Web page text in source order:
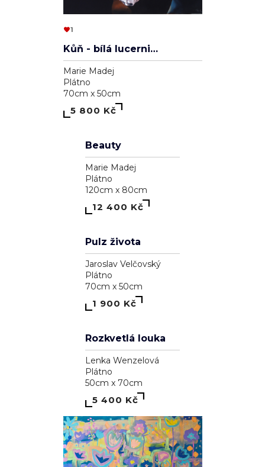
Astrálna bytosť, ktorá má cnosť
Dřevo
15cm x 74cm
39 100 Kč